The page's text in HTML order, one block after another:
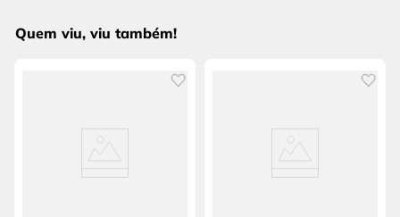
Quem viu, viu também!